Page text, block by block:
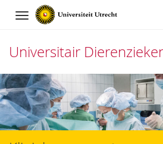
Navigation
Universitair
Direct
naar
het